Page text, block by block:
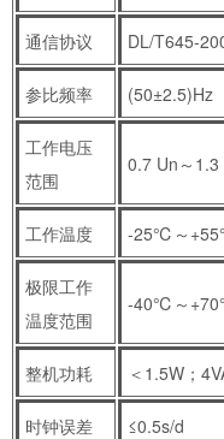
通信协议 DL/T645-
参比频率 (50±2.5)Hz
工作电压
范围
0.7 Un～1.3
工作温度 -25℃～
极限工作
温度范围
-40℃～
整机功耗 ＜1.5W；
时钟误差 ≤0.5s/d